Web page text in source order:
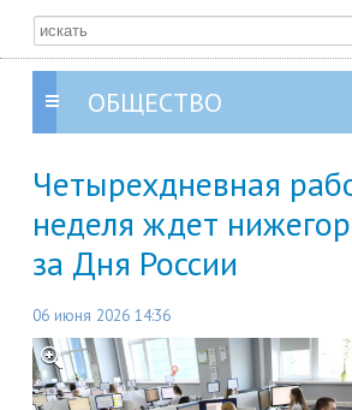
ОБЩЕСТВО
Четырехдневная
неделя ждет
за Дня России
06 июня 2026 14:36